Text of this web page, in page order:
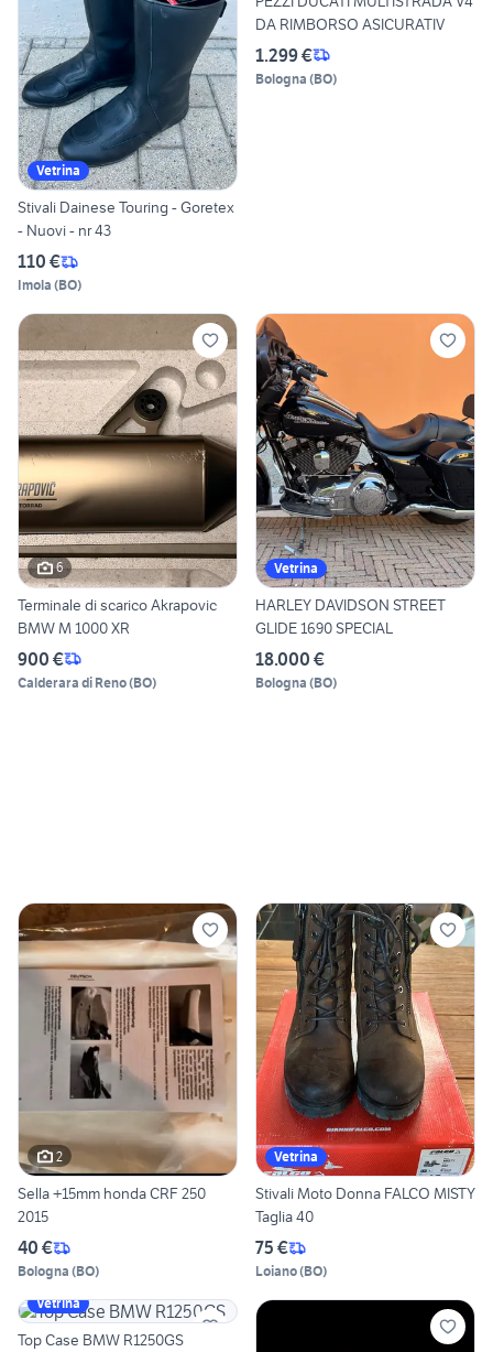
Vetrina
Stivali Dainese Touring - Goretex
- Nuovi - nr 43
110 €
Imola (BO)
DA RIMBORSO ASICURATIV
1.299 €
Bologna (BO)
6
Terminale di scarico Akrapovic
BMW M 1000 XR
900 €
Calderara di Reno(BO)
Vetrina
HARLEY DAVIDSON STREET
GLIDE 1690 SPECIAL
18.000 €
Bologna (BO)
2
Sella +15mm honda CRF 250
2015
40 €
Bologna (BO)
Vetrina
Stivali Moto Donna FALCO MISTY
Taglia 40
75 €
Loiano(BO)
Vetrina
Top Case BMW R1250GS